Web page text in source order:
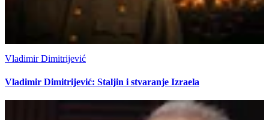
Vladimir Dimitrijević
Vladimir Dimitrijević: Staljin i stvaranje Izraela